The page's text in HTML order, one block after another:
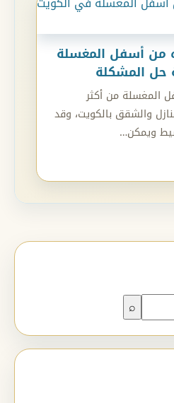
من أسفل المغسلة
حل المشكلة
المغسلة من أكثر
والشقق بالكويت، وقد
ويمكن…
⌕